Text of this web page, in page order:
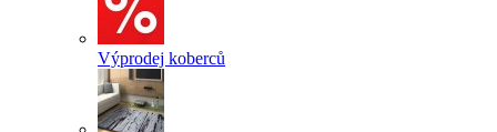
Výprodej koberců